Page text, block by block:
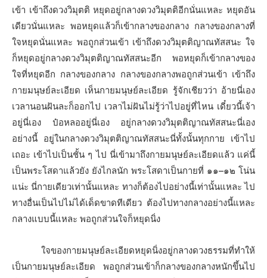
เข้า เข้าถึงดวงวิมุตติ หยุดอยู่กลางดวงวิมุตติอีกนั่นแหละ หยุดอัน
เดียวนั่นแหละ พอหยุดแล้วก็เข้ากลางของกลาง กลางของกลางที่
ใจหยุดนั่นแหละ พอถูกส่วนเข้า เข้าถึงดวงวิมุตติญาณทัสสนะ ใจ
ก็หยุดอยู่กลางดวงวิมุตติญาณทัสสนะอีก พอหยุดก็เข้ากลางของ
ใจที่หยุดอีก กลางของกลาง กลางของกลางพอถูกส่วนเข้า เข้าถึง
กายมนุษย์ละเอียด เห็นกายมนุษย์ละเอียด รู้จักเชียวว่า อ้ายนี่เอง
เวลานอนฝันละก็ออกไป เวลาไม่ฝันไม่รู้ว่าไปอยู่ที่ไหน เดี๋ยวนี้เจ้า
อยู่นี่เอง ป๋อหลออยู่นี่เอง อยู่กลางดวงวิมุตติญาณทัสสนะนี่เอง
อย่างนี้ อยู่ในกลางดวงวิมุตติญาณทัสสนะนี่ทั้งนั้นทุกกาย เข้าไป
เถอะ เข้าไปเป็นชั้น ๆ ไป นี่เข้ามาถึงกายมนุษย์ละเอียดแล้ว แค่นี้
เป็นพระโสดาแล้วยัง ยังไกลนัก พระโสดาเป็นกายที่ ๑๑–๑๒ โน่น
แน่ะ นี่กายเดียวเท่านั้นแหละ ทางก็ต้องไปอย่างนี้เท่านั้นแหละ ไป
ทางอื่นเป็นไปไม่ได้เด็ดขาดทีเดียว ต้องไปทางกลางอย่างนี้แหละ
กลางแบบนี้แหละ พอถูกส่วนใจก็หยุดนิ่ง
ใจของกายมนุษย์ละเอียดหยุดนิ่งอยู่กลางดวงธรรมที่ทำให้
เป็นกายมนุษย์ละเอียด พอถูกส่วนเข้าก็กลางของกลางหนักขึ้นไป